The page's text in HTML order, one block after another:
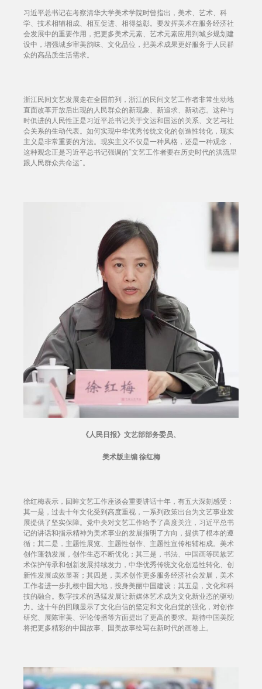
习近平总书记在考察清华大学美术学院时曾指出，美术、艺术、科
学、技术相辅相成、相互促进、相得益彰。要发挥美术在服务经济社
会发展中的重要作用，把更多美术元素、艺术元素应用到城乡规划建
设中，增强城乡审美韵味、文化品位，把美术成果更好服务于人民群
众的高品质生活需求。
浙江民间文艺发展走在全国前列，浙江的民间文艺工作者非常生动地
直面改革开放后出现的人民群众的新现象、新追求、新动态。这种与
时俱进的人民性正是习近平总书记关于文运和国运的关系、文艺与社
会关系的生动代表。如何实现中华优秀传统文化的创造性转化，现实
主义是非常重要的方法。现实主义不仅是一种风格，还是一种观念，
这种观念正是习近平总书记强调的“文艺工作者要在历史时代的洪流里
跟人民群众共命运”。
《人民日报》文艺部部务委员、
美术版主编 徐红梅
徐红梅表示，回眸文艺工作座谈会重要讲话十年，有五大深刻感受：
其一是，过去十年文化受到高度重视，一系列政策出台为文艺事业发
展提供了坚实保障。党中央对文艺工作给予了高度关注，习近平总书
记的讲话和指示精神为美术事业的发展指明了方向，提供了根本的遵
循；其二是，主题性展览、主题性创作、主题性宣传相辅相成。美术
创作蓬勃发展，创作生态不断优化；其三是，书法、中国画等民族艺
术保护传承和创新发展持续发力，中华优秀传统文化创造性转化、创
新性发展成效显著；其四是，美术创作更多服务经济社会发展，美术
工作者进一步扎根中国大地，投身美丽中国建设；其五是，文化和科
技的融合。数字技术的迅猛发展让新媒体艺术成为文化新业态的驱动
力。这十年的回顾显示了文化自信的坚定和文化自觉的强化，对创作
研究、展陈审美、评论传播等方面提出了更高的要求。期待中国美院
将把更多精彩的中国故事、国美故事绘写在新时代的画卷上。